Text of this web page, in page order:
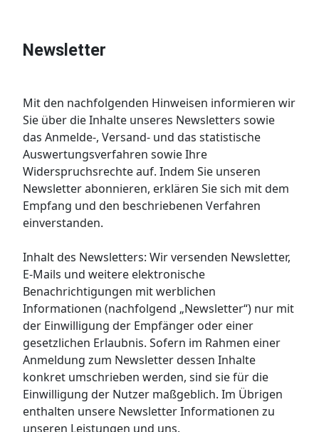
Newsletter
Mit den nachfolgenden Hinweisen informieren wir
Sie über die Inhalte unseres Newsletters sowie
das Anmelde-, Versand- und das statistische
Auswertungsverfahren sowie Ihre
Widerspruchsrechte auf. Indem Sie unseren
Newsletter abonnieren, erklären Sie sich mit dem
Empfang und den beschriebenen Verfahren
einverstanden.
Inhalt des Newsletters: Wir versenden Newsletter,
E-Mails und weitere elektronische
Benachrichtigungen mit werblichen
Informationen (nachfolgend „Newsletter“) nur mit
der Einwilligung der Empfänger oder einer
gesetzlichen Erlaubnis. Sofern im Rahmen einer
Anmeldung zum Newsletter dessen Inhalte
konkret umschrieben werden, sind sie für die
Einwilligung der Nutzer maßgeblich. Im Übrigen
enthalten unsere Newsletter Informationen zu
unseren Leistungen und uns.